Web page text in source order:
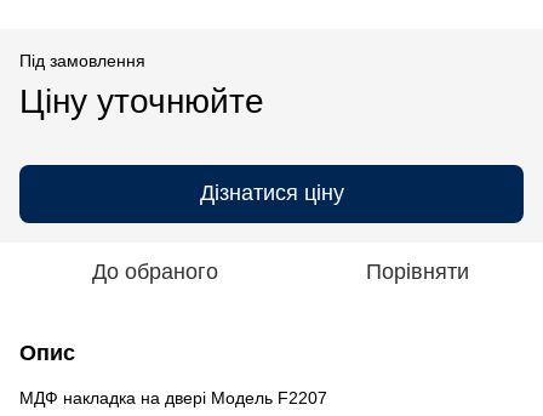
Під замовлення
Ціну уточнюйте
Дізнатися ціну
До обраного Порівняти
Опис
МДФ накладка на двері Модель F2207